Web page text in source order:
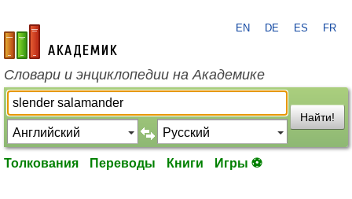
academic.ru
EN DE ES FR
Словари и энциклопедии на Академике
Найти!
Толкования Переводы Книги Игры ⚽